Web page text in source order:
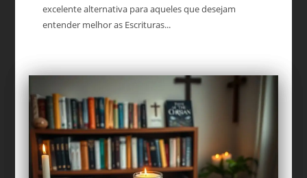
excelente alternativa para aqueles que desejam
entender melhor as Escrituras...